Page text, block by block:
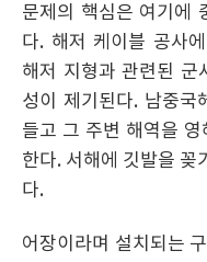
문제의 핵심은 여기에
다. 해저 케이블 공사
해저 지형과 관련된 군
성이 제기된다. 남중국
들고 그 주변 해역을
한다. 서해에 깃발을 꽂
다.
어장이라며 설치되는